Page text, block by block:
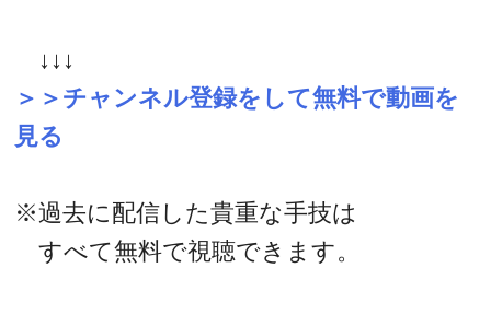
↓↓↓
＞＞チャンネル登録をして無料で動画を
見る
※過去に配信した貴重な手技は
すべて無料で視聴できます。